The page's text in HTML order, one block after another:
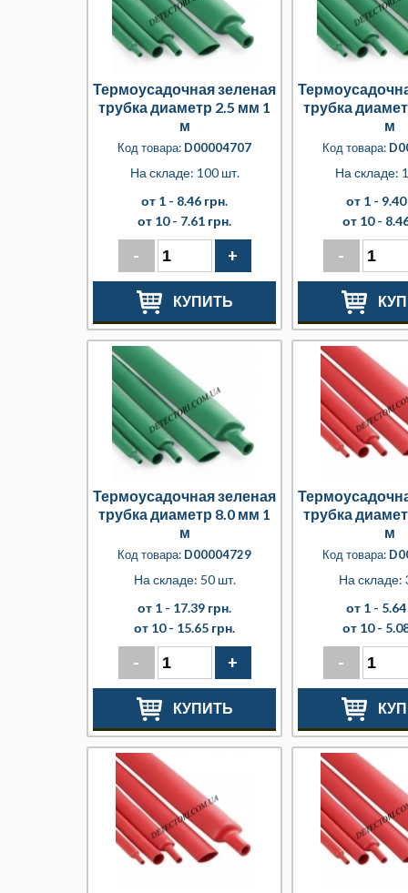
Термоусадочная зеленая
трубка диаметр 2.5 мм 1
м
Код товара: D00004707
На складе: 100 шт.
от 1 - 8.46 грн.
от 10 - 7.61 грн.
- +
КУПИТЬ
трубка
м
Код товара:
На складе:
от 1 -
от 10 -
-
Термоусадочная зеленая
трубка диаметр 8.0 мм 1
м
Код товара: D00004729
На складе: 50 шт.
от 1 - 17.39 грн.
от 10 - 15.65 грн.
- +
КУПИТЬ
трубка
м
Код товара:
На складе:
от 1 -
от 10 -
-